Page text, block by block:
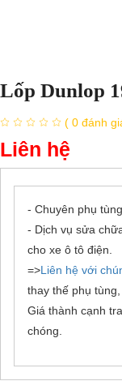
Lốp Dunlop
( 0 đánh
Liên hệ
- Chuyên phụ
- Dịch vụ sửa
cho xe ô tô điện.
=>Liên hệ với
thay thế phụ
Giá thành cạnh
chóng.